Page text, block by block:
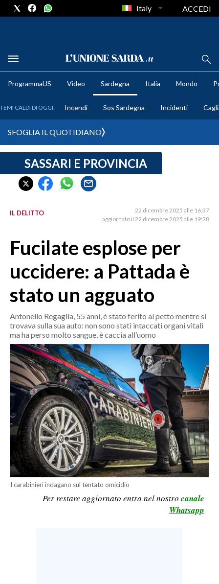
METEO
CRONACA SARDEGNA
CAGLIARI
SULCIS IGLESIENTE
SASSARI E PROVINCIA
GALLURA
OGLIASTRA
CRONACA
ITALIA
MONDO
POLITICA
ECONOMIA
SERVIZI ALLE IMPRESE
LAVORO
BANDI
SPORT IN SARDEGNA
Italy ACCEDI
ProgrammaUS Video Sardegna Italia Mondo
TEMI CALDI DI OGGI: Incendi Sos Sardegna Incidenti
SFOGLIA IL QUOTIDIANO
SASSARI E PROVINCIA
IL DELITTO
22 dicembre 2025 alle 16:37
aggiornato il 22 dicembre 2025 alle 19:28
Fucilate esplose per
uccidere: a Pattada è
stato un agguato
Antonello Regaglia, 55 anni, è stato ferito al petto mentre si
trovava sulla sua auto: non sono stati intaccati organi vitali
ma ha perso molto sangue, è caccia all’uomo
I carabinieri indagano sul tentato omicidio
Per restare aggiornato entra nel nostro canale
Whatsapp